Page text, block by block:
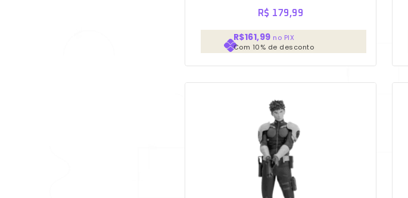
R$ 179,99
R$161,99 no PIX
Com 10% de desconto